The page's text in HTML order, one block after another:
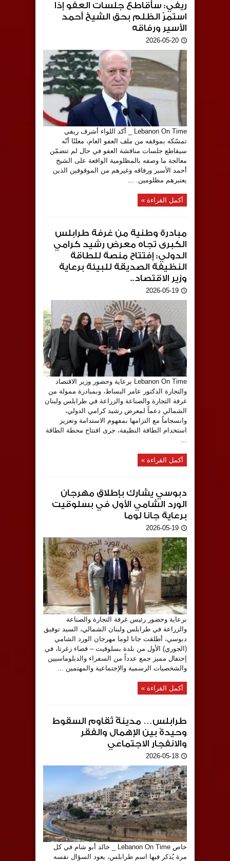
ريفي: سأقاطع جلسات العفو إذا
استمرّ الظلم بحق الشيخ أحمد
الأسير ورفاقه
2026-05-20
Lebanon On Time _ أكد اللواء أشرف ريفي
تمسّكه بموقفه من ملف العفو العام، معلنًا أنّه
سيقاطع جلسات مناقشة العفو في حال لم تتضمّن
معالجة ما وصفه بالمظلومية الواقعة على الشيخ
أحمد الأسير ورفاقه وغيرهم من الموقوفين الذين
يعتبرهم مظلومين. ...
أكمل القراءة »
مبادرة وطنية من غرفة طرابلس
الكبرى تجاه معرض رشيد كرامي
الدولي: إفتتاح منصة للطاقة
النظيفة الصديقة للبيئة برعاية
وزير الاقتصاد..
2026-05-19
Lebanon On Time برعاية وحضور وزير الاقتصاد
والتجارة الدكتور عامر البساط، وبمبادرة ممولة من
غرفة التجارة والصناعة والزراعة في طرابلس ولبنان
الشمالي دعماً لمعرض رشيد كرامي الدولي،
وانسجاماً مع التزامها بمفهوم الاستدامة وتعزيز
استخدام الطاقة النظيفة، جرى افتتاح محطة الطاقة
...
أكمل القراءة »
دبوسي يشارك بإطلاق مهرجان
الورد الشامي الأول في بسلوقيت
برعاية جانا لوما
2026-05-19
برعاية وحضور رئيس غرفة التجارة والصناعة
والزراعة في طرابلس ولبنان الشمالي، السيد توفيق
دبوسي، أطلقت جانا لوما مهرجان الورد الشامي
(الجوري) الأول من بلدة بسلوقيت – قضاء زغرتا، في
إحتفال مميز جمع عدداً من السفراء والدبلوماسيين
والشخصيات الرسمية والإجتماعية والمهتمين ...
أكمل القراءة »
طرابلس… مدينةٌ تُقاوم السقوط
وحيدةً بين الإهمال والفقر
والانفجار الاجتماعي
2026-05-18
خاص Lebanon On Time _ خالد أبو شام في كل
مرة يُذكر فيها اسم طرابلس، يعود السؤال نفسه